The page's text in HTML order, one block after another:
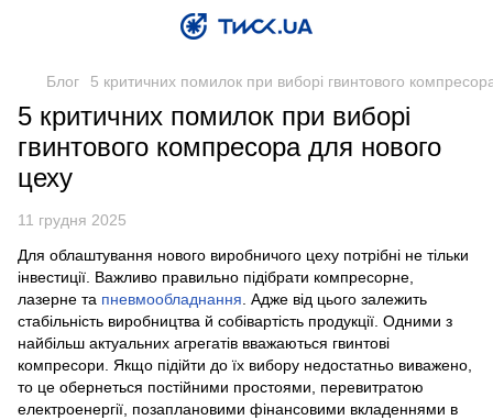
Блог 5 критичних помилок при виборі гвинтового
5 критичних помилок при виборі
гвинтового компресора для нового
цеху
11 грудня 2025
Для облаштування нового виробничого цеху потрібні не тільки
інвестиції. Важливо правильно підібрати компресорне,
лазерне та пневмообладнання . Адже від цього залежить
стабільність виробництва й собівартість продукції. Одними з
найбільш актуальних агрегатів вважаються гвинтові
компресори. Якщо підійти до їх вибору недостатньо виважено,
то це обернеться постійними простоями, перевитратою
електроенергії, позаплановими фінансовими вкладеннями в